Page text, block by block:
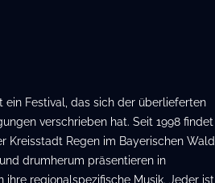
Festival, das sich der überlieferten
verschrieben hat. Seit 1998 findet
Kreisstadt Regen im Bayerischen Wald
drumherum präsentieren in
regionalspezifische Musik. Jeder ist